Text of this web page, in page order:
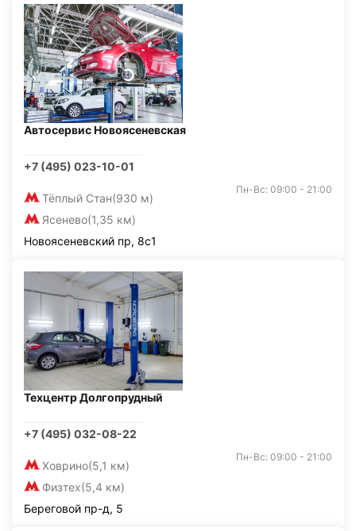
Автосервис Новоясеневская
+7 (495) 023-10-01
Тёплый Стан(930 м)
Ясенево(1,35 км)
Пн-Вс: 09:00 - 21:00
Новоясеневский пр, 8с1
Техцентр Долгопрудный
+7 (495) 032-08-22
Ховрино(5,1 км)
Физтех(5,4 км)
Пн-Вс: 09:00 - 21:00
Береговой пр-д, 5